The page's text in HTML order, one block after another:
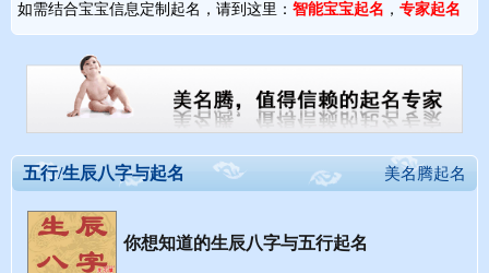
如需结合宝宝信息定制起名，请到这里： 智能宝宝起名 ， 专家起名
美名腾起名
五行/生辰八字与起名
你想知道的生辰八字与五行起名